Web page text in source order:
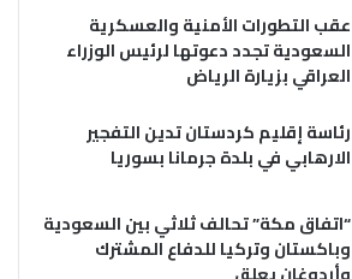
عقب التطورات الأمنية والعسكرية
السعودية تجدد دعوتها لرئيس الوزراء
العراقي بزيارة الرياض
رئاسة إقليم كردستان تدين التفجير
الارهابي في بلدة جرمانا بسوريا
“اتفاق مكة” تحالف ثلاثي بين السعودية
وباكستان وتركيا للدفاع المشترك